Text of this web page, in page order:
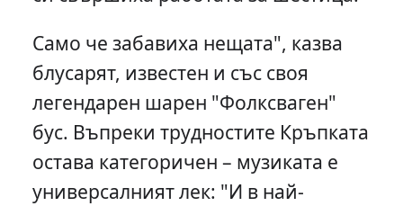
Само че забавиха нещата", казва
блусарят, известен и със своя
легендарен шарен "Фолксваген"
бус. Въпреки трудностите Кръпката
остава категоричен – музиката е
универсалният лек: "И в най-